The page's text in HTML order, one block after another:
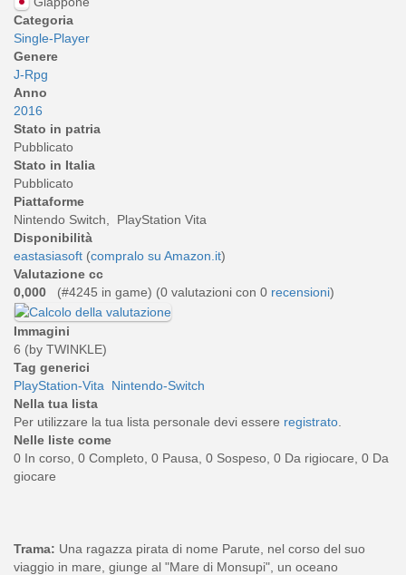
Categoria
Single-Player
Genere
J-Rpg
Anno
2016
Stato in patria
Pubblicato
Stato in Italia
Pubblicato
Piattaforme
Nintendo Switch, PlayStation Vita
Disponibilità
eastasiasoft (compralo su Amazon.it)
Valutazione cc
0,000
(#4245 in game) (0 valutazioni con 0 recensioni)
Immagini
6 (by TWINKLE)
Tag generici
PlayStation-Vita
Nintendo-Switch
Nella tua lista
Per utilizzare la tua lista personale devi essere registrato
Nelle liste come
0 In corso, 0 Completo, 0 Pausa, 0 Sospeso, 0 Da rigiocare, 0 Da
giocare
Trama: Una ragazza pirata di nome Parute, nel corso del suo
viaggio in mare, giunge al "Mare di Monsupi", un oceano